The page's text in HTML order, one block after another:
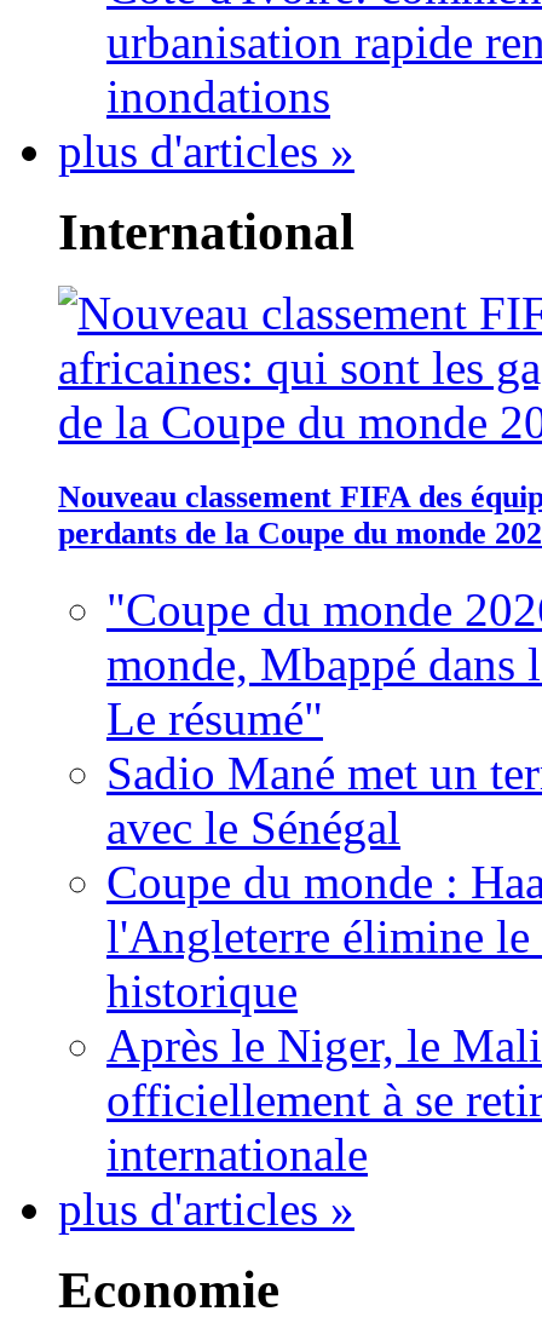
urbanisation rapide
inondations
plus d'articles »
International
Nouveau classement FIFA des
perdants de la Coupe du monde
"Coupe du monde
monde, Mbappé dans
Le résumé"
Sadio Mané met un
avec le Sénégal
Coupe du monde :
l'Angleterre élimine
historique
Après le Niger, le
officiellement à se
internationale
plus d'articles »
Economie